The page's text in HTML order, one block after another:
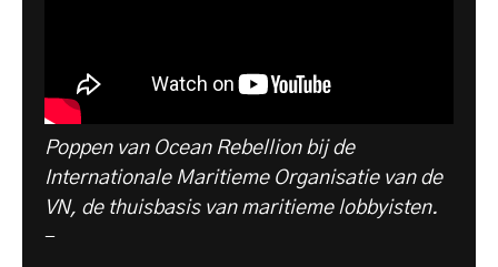
Poppen van Ocean Rebellion bij de
Internationale Maritieme Organisatie van de
VN, de thuisbasis van maritieme lobbyisten.
-